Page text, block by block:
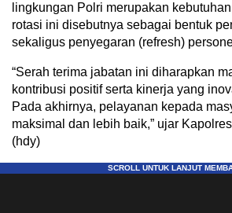
lingkungan Polri merupakan
rotasi ini disebutnya sebagai bentuk
sekaligus penyegaran (refresh)
“Serah terima jabatan ini diharapkan
kontribusi positif serta kinerja yang
Pada akhirnya, pelayanan kepada
maksimal dan lebih baik,” ujar
(hdy)